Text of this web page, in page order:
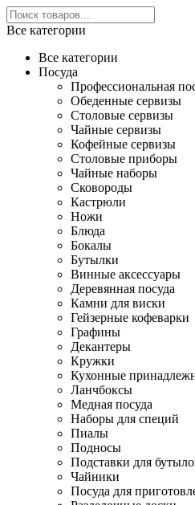
Все категории
Все категории
Посуда
Профессиональная
Обеденные сервизы
Столовые сервизы
Чайные сервизы
Кофейные сервизы
Столовые приборы
Чайные наборы
Сковороды
Кастрюли
Ножи
Блюда
Бокалы
Бутылки
Винные аксессуары
Деревянная посуда
Камни для виски
Гейзерные кофеварки
Графины
Декантеры
Кружки
Кухонные
Ланчбоксы
Медная посуда
Наборы для специй
Пиалы
Подносы
Подставки для
Чайники
Посуда для